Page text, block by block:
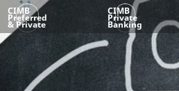
CIMB
Preferred
& Private
CIMB
Private
Banking